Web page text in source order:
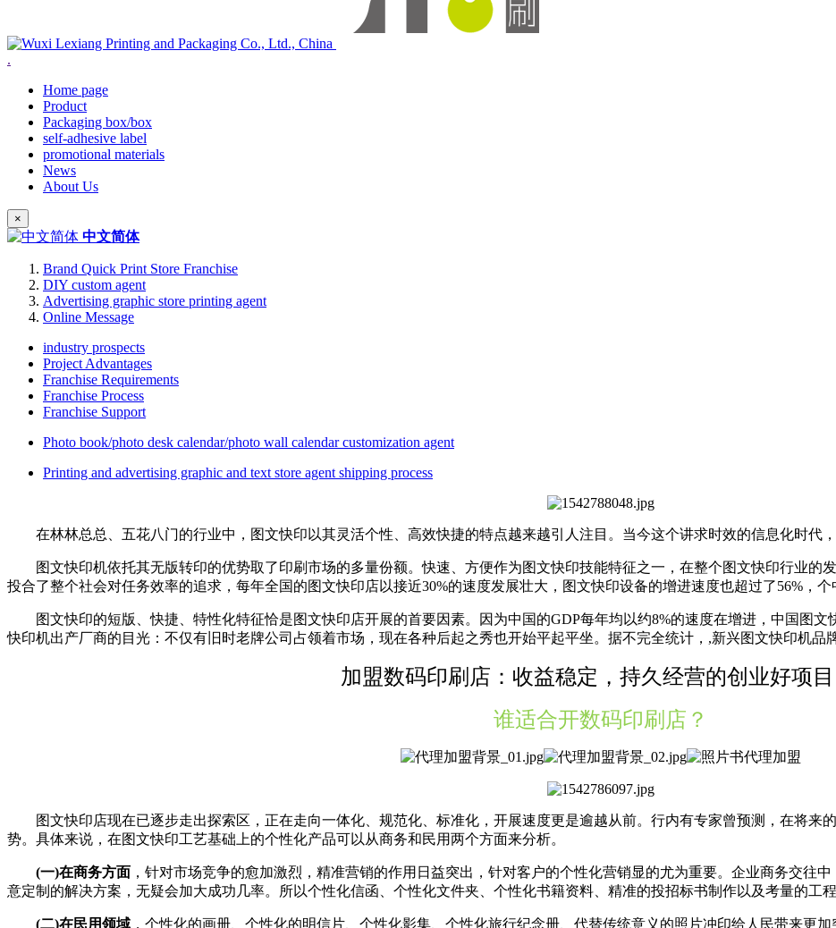
.
Home page
Product
Packaging box/box
self-adhesive label
promotional materials
News
About Us
×
中文简体
Brand Quick Print Store Franchise
DIY custom agent
Advertising graphic store printing agent
Online Message
industry prospects
Project Advantages
Franchise Requirements
Franchise Process
Franchise Support
Photo book/photo desk calendar/photo wall calendar customization agent
Printing and advertising graphic and text store agent shipping process
在林林总总、五花八门的行业中，图文快印以其灵活个性、高效快捷的特点越来越引人注目。当今这个讲求时效的信息化时代，
图文快印机依托其无版转印的优势取了印刷市场的多量份额。快速、方便作为图文快印技能特征之一，在整个图文快印行业的
投合了整个社会对任务效率的追求，每年全国的图文快印店以接近30%的速度发展壮大，图文快印设备的增进速度也超过了56%，个
图文快印的短版、快捷、特性化特征恰是图文快印店开展的首要因素。因为中国的GDP每年均以约8%的速度在增进，中国图文
快印机出产厂商的目光：不仅有旧时老牌公司占领着市场，现在各种后起之秀也开始平起平坐。据不完全统计，,新兴图文快印机品
加盟数码印刷店：收益稳定，持久经营的创业好项目
谁适合开数码印刷店？
图文快印店现在已逐步走出探索区，正在走向一体化、规范化、标准化，开展速度更是逾越从前。行内有专家曾预测，在将来
势。具体来说，在图文快印工艺基础上的个性化产品可以从商务和民用两个方面来分析。
(一)在商务方面 ，针对市场竞争的愈加激烈，精准营销的作用日益突出，针对客户的个性化营销显的尤为重要。企业商务交往
意定制的解决方案，无疑会加大成功几率。所以个性化信函、个性化文件夹、个性化书籍资料、精准的投招标书制作以及考量的工
(二)在民用领域 ，个性化的画册、个性化的明信片、个性化影集、个性化旅行纪念册、代替传统意义的照片冲印给人民带来更